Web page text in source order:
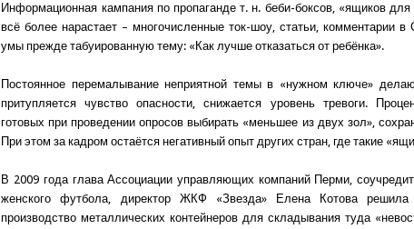
Информационная кампания по пропаганде т. н. беби-боксов, «ящиков для
всё более нарастает – многочисленные ток-шоу, статьи, комментарии
умы прежде табуированную тему: «Как лучше отказаться от ребёнка».
Постоянное перемалывание неприятной темы в «нужном ключе»
притупляется чувство опасности, снижается уровень тревоги.
готовых при проведении опросов выбирать «меньшее из двух зол»,
При этом за кадром остаётся негативный опыт других стран, где такие
В 2009 года глава Ассоциации управляющих компаний Перми,
женского футбола, директор ЖКФ «Звезда» Елена Котова
производство металлических контейнеров для складывания туда